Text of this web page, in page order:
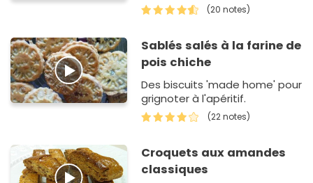
faites avec amour font
toujours tellement plaisir.
(20 notes)
Sablés salés à la farine de
pois chiche
Des biscuits 'made home' pour
grignoter à l'apéritif.
(22 notes)
Croquets aux amandes
classiques